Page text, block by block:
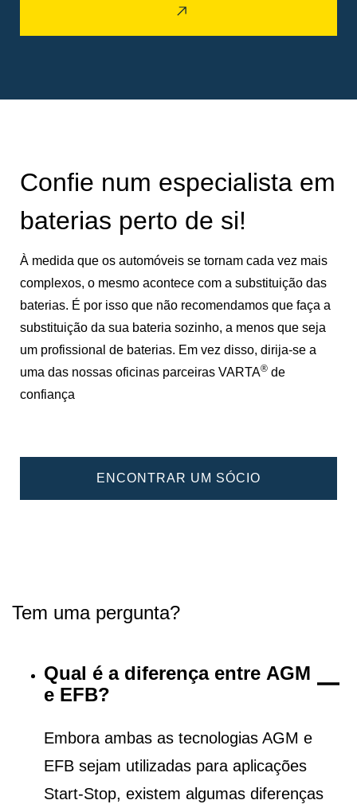
Confie num especialista em
baterias perto de si!
À medida que os automóveis se tornam cada vez mais
complexos, o mesmo acontece com a substituição das
baterias. É por isso que não recomendamos que faça a
substituição da sua bateria sozinho, a menos que seja
um profissional de baterias. Em vez disso, dirija-se a
uma das nossas oficinas parceiras VARTA® de
confiança
ENCONTRAR UM SÓCIO
Tem uma pergunta?
Qual é a diferença entre AGM
e EFB?
Embora ambas as tecnologias AGM e
EFB sejam utilizadas para aplicações
Start-Stop, existem algumas diferenças